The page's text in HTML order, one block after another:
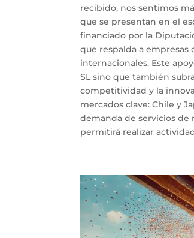
recibido, nos sentimos
que se presentan en el
financiado por la
que respalda a
internacionales. Este
SL sino que también
competitividad y la
mercados clave: Chile y
demanda de servicios de
permitirá realizar